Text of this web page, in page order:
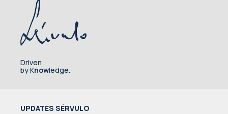
Driven
by Knowledge.
UPDATES SÉRVULO